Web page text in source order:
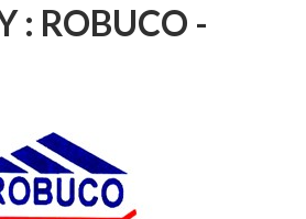
: ROBUCO -